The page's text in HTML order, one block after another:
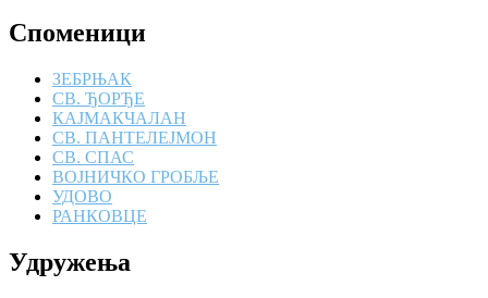
Споменици
ЗЕБРЊАК
СВ. ЂОРЂЕ
КАЈМАКЧАЛАН
СВ. ПАНТЕЛЕЈМОН
СВ. СПАС
ВОЈНИЧКО ГРОБЉЕ
УДОВО
РАНКОВЦЕ
Удружења